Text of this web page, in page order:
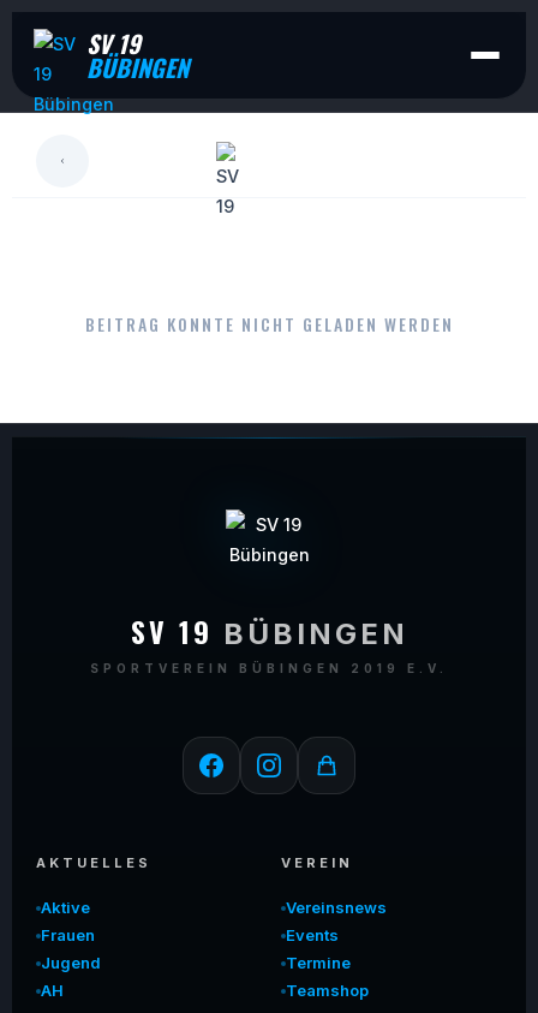
SV 19
BÜBINGEN
BEITRAG KONNTE NICHT GELADEN WERDEN
SV 19 BÜBINGEN
SPORTVEREIN BÜBINGEN 2019 E.V.
AKTUELLES
Aktive
Frauen
Jugend
AH
VEREIN
Vereinsnews
Events
Termine
Teamshop